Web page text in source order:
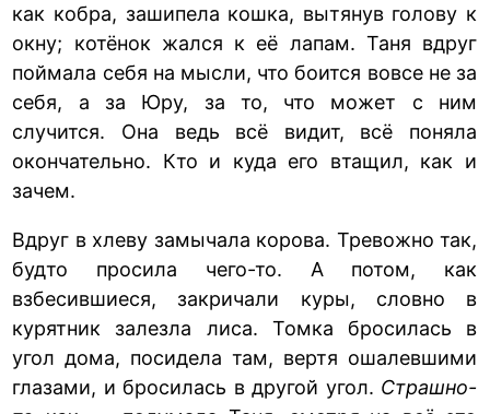
как кобра, зашипела кошка, вытянув голову к
окну; котёнок жался к её лапам. Таня вдруг
поймала себя на мысли, что боится вовсе не за
себя, а за Юру, за то, что может с ним
случится. Она ведь всё видит, всё поняла
окончательно. Кто и куда его втащил, как и
зачем.
Вдруг в хлеву замычала корова. Тревожно так,
будто просила чего-то. А потом, как
взбесившиеся, закричали куры, словно в
курятник залезла лиса. Томка бросилась в
угол дома, посидела там, вертя ошалевшими
глазами, и бросилась в другой угол. Страшно-